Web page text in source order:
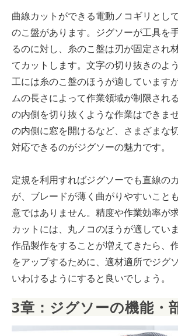
曲線カットができる電動ノコギリとし
のこ盤があります。ジグソーが工具を
るのに対し、糸のこ盤は刃が固定され
てカットします。文字の切り抜きのよ
工には糸のこ盤のほうが適しています
ムの長さによって作業領域が制限され
の内側を切り抜くような作業はできま
の内側に窓を開けるなど、さまざまな
対応できるのがジグソーの魅力です。
定規を利用すればジグソーでも直線の
が、ブレードが薄く曲がりやすいこと
意ではありません。精度や作業効率が
カットには、丸ノコのほうが適してい
作品製作をすることが増えてきたら、
をアップするために、適材適所でジグ
いわけるようにすると良いでしょう。
3章：ジグソーの機能・